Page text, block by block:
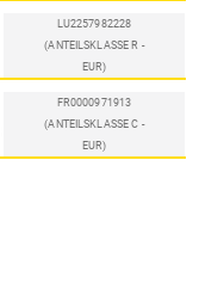
LU2257982228
(ANTEILSKLASSE R -
EUR)
FR0000971913
(ANTEILSKLASSE C -
EUR)